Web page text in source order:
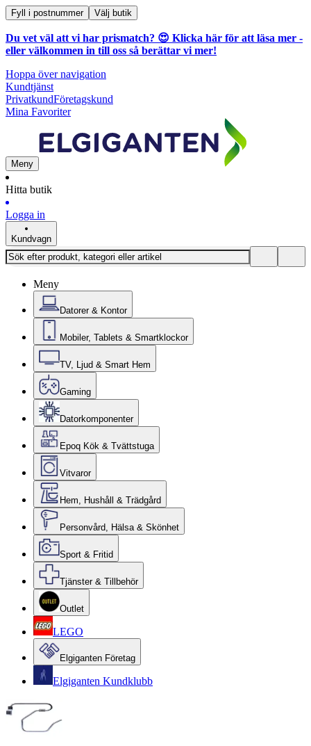
Fyll i postnummer Välj butik
Du vet väl att vi har prismatch? 😍 Klicka här för att läsa mer -
eller välkommen in till oss så berättar vi mer!
Hoppa över navigation
Kundtjänst
PrivatkundFöretagskund
Mina Favoriter
Meny
Hitta butik
Logga in
Kundvagn
Meny
Datorer & Kontor
Mobiler, Tablets & Smartklockor
TV, Ljud & Smart Hem
Gaming
Datorkomponenter
Epoq Kök & Tvättstuga
Vitvaror
Hem, Hushåll & Trädgård
Personvård, Hälsa & Skönhet
Sport & Fritid
Tjänster & Tillbehör
Outlet
LEGO
Elgiganten Företag
Elgiganten Kundklubb